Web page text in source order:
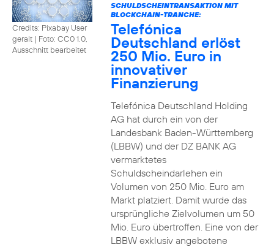
Credits: Pixabay User
geralt | Foto: CC0 1.0,
Ausschnitt bearbeitet
SCHULDSCHEINTRANSAKTION MIT
BLOCKCHAIN-TRANCHE:
Telefónica
Deutschland erlöst
250 Mio. Euro in
innovativer
Finanzierung
Telefónica Deutschland Holding
AG hat durch ein von der
Landesbank Baden-Württemberg
(LBBW) und der DZ BANK AG
vermarktetes
Schuldscheindarlehen ein
Volumen von 250 Mio. Euro am
Markt platziert. Damit wurde das
ursprüngliche Zielvolumen um 50
Mio. Euro übertroffen. Eine von der
LBBW exklusiv angebotene